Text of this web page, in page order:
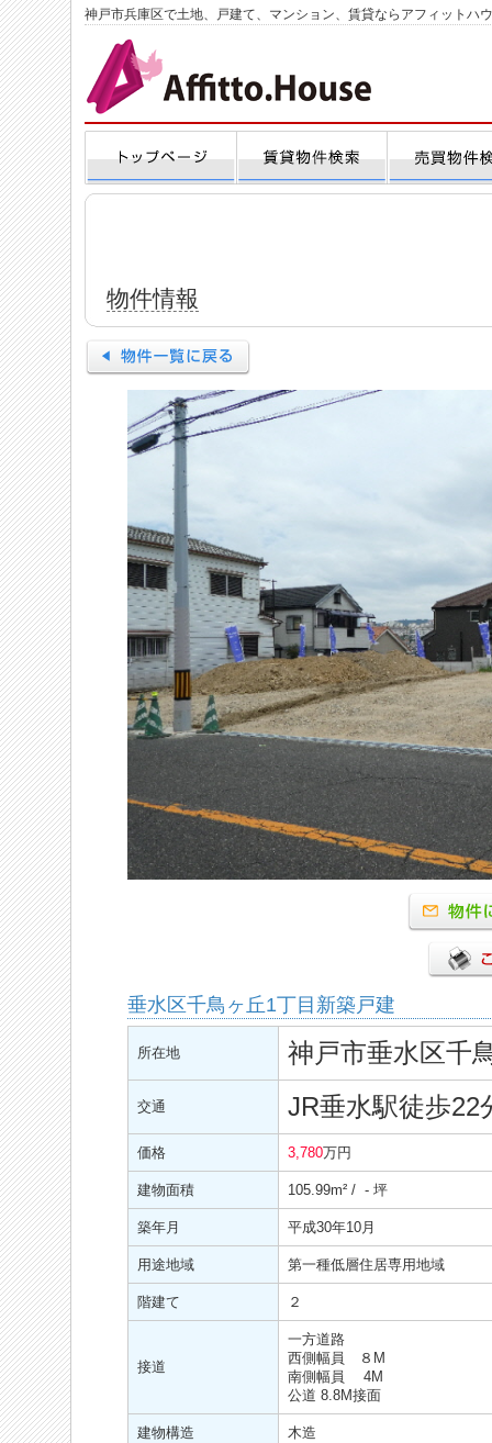
神戸市兵庫区で土地、戸建て、マンション、賃貸ならアフィットハ
物件情報
垂水区千鳥ヶ丘1丁目新築戸建
所在地 神戸市垂水区千
交通 JR垂水駅徒歩22
価格 3,780万円
建物面積 105.99m² / - 坪
築年月 平成30年10月
用途地域 第一種低層住居専用地域
階建て ２
接道
一方道路
西側幅員 ８M
南側幅員 4M
公道 8.8M接面
建物構造 木造